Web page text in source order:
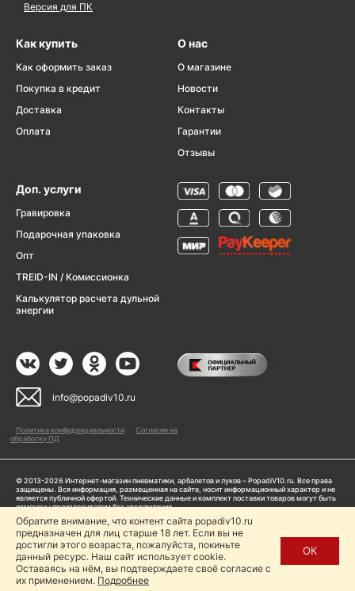
Версия для ПК
Как купить
Как оформить заказ
Покупка в кредит
Доставка
Оплата
О нас
О магазине
Новости
Контакты
Гарантии
Отзывы
Доп. услуги
Гравировка
Подарочная упаковка
Опт
TREID-IN / Комиссионка
Калькулятор расчета дульной
энергии
info@popadiv10.ru
Политика конфиденциальности
Согласие на
обработку ПД
© 2013-2026 Интернет-магазин пневматики, арбалетов и луков – PopadiV10.ru. Все права
защищены. Вся информация, размещенная на сайте, носит информационный характер и не
является публичной офертой. Технические данные и комплект поставки товаров могут быть
изменены производителем без уведомления
ИП Жарук Александр Сергеевич, ОГРНИП: 314504704200042
Пользуясь сайтом Popadiv10.ru, пользователь автоматически соглашается с условиями,
прописанными в
Политике конфиденциальности
Копирование любой информации (тексты, фото, видео и др.) с сайта Popadiv10 запрещено,
за исключением наличия письменного согласия администрации сайта Popadiv10.
Обратите внимание, что контент сайта popadiv10.ru
предназначен для лиц старше 18 лет. Если вы не
достигли этого возраста, пожалуйста, покиньте
данный ресурс. Наш сайт использует cookie.
Оставаясь на нём, вы подтверждаете своё согласие с
их применением. Подробнее
ОК